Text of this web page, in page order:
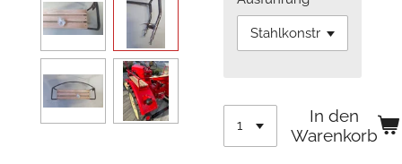
In den
Warenkorb